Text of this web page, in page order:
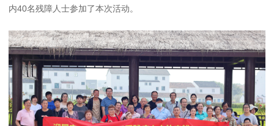
内40名残障人士参加了本次活动。